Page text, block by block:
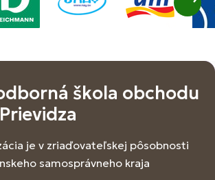
škola obchodu
je v zriaďovateľskej pôsobnosti
samosprávneho kraja